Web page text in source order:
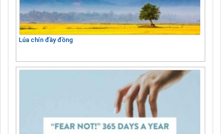
Lúa chín đầy đồng